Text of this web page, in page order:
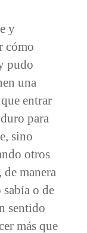
y
cómo
pudo
una
entrar
para
sino
otros
de manera
o de
sentido
más que